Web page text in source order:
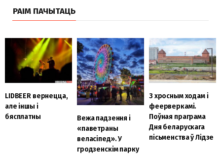
РАІМ ПАЧЫТАЦЬ
LIDBEER вернецца,
але іншы і
бясплатны
Вежа падзення і
«паветраны
веласіпед». У
гродзенскім парку
З хросным ходам і
феерверкамі.
Поўная праграма
Дня беларускага
пісьменства ў Лідзе